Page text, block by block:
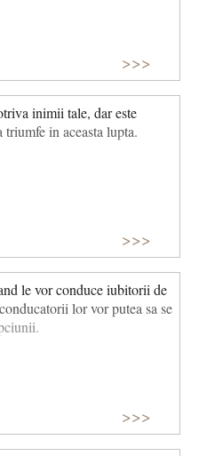
>>>
inimii tale, dar este
in aceasta lupta.
>>>
le vor conduce iubitorii de
lor vor putea sa se
>>>